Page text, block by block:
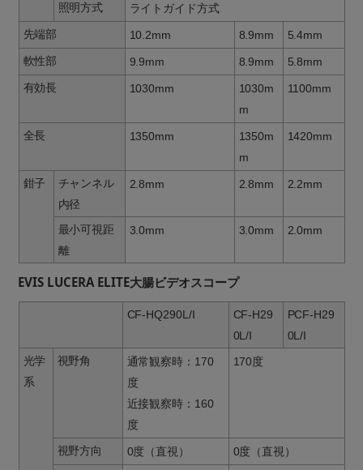
照明方式
ライトガイド方式
先端部
10.2mm 8.9mm
5.4mm
軟性部
9.9mm 8.9mm
5.8mm
有効長
1030mm
1030m
m
1100mm
全長 1350mm
1350m
m
1420mm
鉗子
チャンネル
内径
2.8mm 2.8mm 2.2mm
最小可視距
離
3.0mm 3.0mm 2.0mm
EVIS LUCERA ELITE大腸ビデオスコープ
CF-HQ290L/I
CF-H29
0L/I
PCF-H29
0L/I
光学
系
視野角
通常観察時：170
度
近接観察時：160
度
170度
視野方向 0度（直視）
0度（直視）